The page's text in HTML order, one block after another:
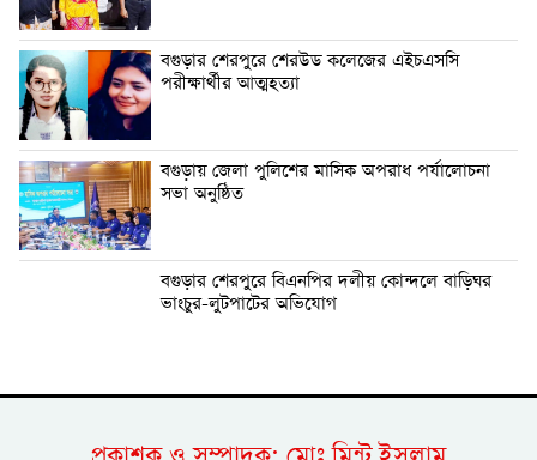
বগুড়ার শেরপুরে শেরউড কলেজের এইচএসসি
পরীক্ষার্থীর আত্মহত্যা
বগুড়ায় জেলা পুলিশের মাসিক অপরাধ পর্যালোচনা
সভা অনুষ্ঠিত
বগুড়ার শেরপুরে বিএনপির দলীয় কোন্দলে বাড়িঘর
ভাংচুর-লুটপাটের অভিযোগ